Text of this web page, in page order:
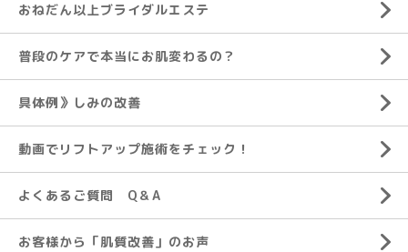
おねだん以上ブライダルエステ
普段のケアで本当にお肌変わるの？
具体例》しみの改善
動画でリフトアップ施術をチェック！
よくあるご質問 Q＆A
お客様から「肌質改善」のお声